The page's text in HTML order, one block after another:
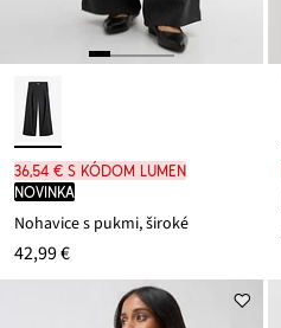
36,54 € s kódom LUMEN
novinka
Nohavice s pukmi, široké
42,99 €